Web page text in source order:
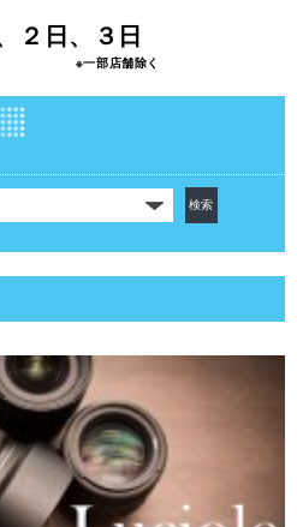
２日、３日
※一部店舗除く